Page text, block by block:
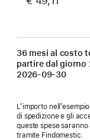
36 mesi al costo
partire dal giorno
2026-09-30
L’importo
di spedizione e gli
queste spese
tramite Findomestic.